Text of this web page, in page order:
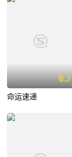
6.2
命运速递